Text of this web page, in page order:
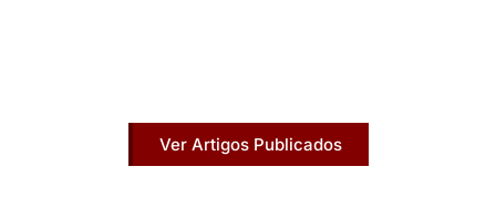
Ver Artigos Publicados